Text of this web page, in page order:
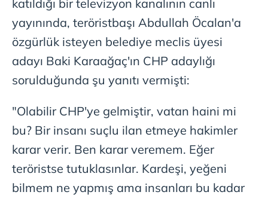
katıldığı bir televizyon kanalının canlı
yayınında, teröristbaşı Abdullah Öcalan'a
özgürlük isteyen belediye meclis üyesi
adayı Baki Karaağaç'ın CHP adaylığı
sorulduğunda şu yanıtı vermişti:
"Olabilir CHP'ye gelmiştir, vatan haini mi
bu? Bir insanı suçlu ilan etmeye hakimler
karar verir. Ben karar veremem. Eğer
teröristse tutuklasınlar. Kardeşi, yeğeni
bilmem ne yapmış ama insanları bu kadar